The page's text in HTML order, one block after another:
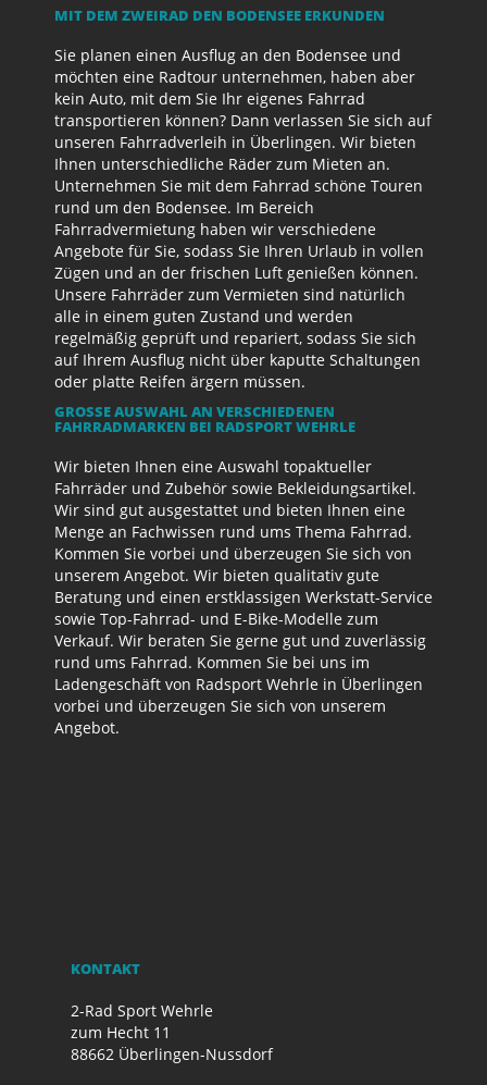
MIT DEM ZWEIRAD DEN BODENSEE ERKUNDEN
Sie planen einen Ausflug an den Bodensee und
möchten eine Radtour unternehmen, haben aber
kein Auto, mit dem Sie Ihr eigenes Fahrrad
transportieren können? Dann verlassen Sie sich auf
unseren Fahrradverleih in Überlingen. Wir bieten
Ihnen unterschiedliche Räder zum Mieten an.
Unternehmen Sie mit dem Fahrrad schöne Touren
rund um den Bodensee. Im Bereich
Fahrradvermietung haben wir verschiedene
Angebote für Sie, sodass Sie Ihren Urlaub in vollen
Zügen und an der frischen Luft genießen können.
Unsere Fahrräder zum Vermieten sind natürlich
alle in einem guten Zustand und werden
regelmäßig geprüft und repariert, sodass Sie sich
auf Ihrem Ausflug nicht über kaputte Schaltungen
oder platte Reifen ärgern müssen.
GROSSE AUSWAHL AN VERSCHIEDENEN F
AHRRADMARKEN BEI RADSPORT WEHRLE
Wir bieten Ihnen eine Auswahl topaktueller
Fahrräder und Zubehör sowie Bekleidungsartikel.
Wir sind gut ausgestattet und bieten Ihnen eine
Menge an Fachwissen rund ums Thema Fahrrad.
Kommen Sie vorbei und überzeugen Sie sich von
unserem Angebot. Wir bieten qualitativ gute
Beratung und einen erstklassigen Werkstatt-Service
sowie Top-Fahrrad- und E-Bike-Modelle zum
Verkauf. Wir beraten Sie gerne gut und zuverlässig
rund ums Fahrrad. Kommen Sie bei uns im
Ladengeschäft von Radsport Wehrle in Überlingen
vorbei und überzeugen Sie sich von unserem
Angebot.
KONTAKT
2-Rad Sport Wehrle
zum Hecht 11
88662 Überlingen-Nussdorf